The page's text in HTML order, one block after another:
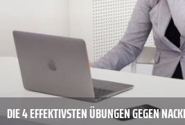
DIE 4 EFFEKTIVSTEN ÜBUNGEN GEGEN